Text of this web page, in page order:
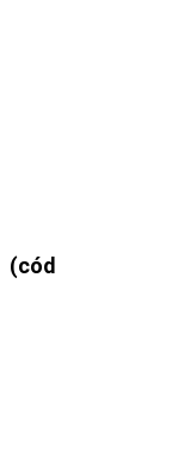
(cód